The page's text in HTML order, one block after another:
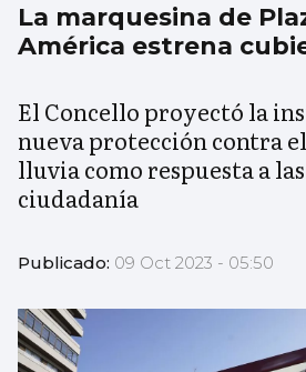
La marquesina de
América estrena
El Concello proyectó la
nueva protección contra
lluvia como respuesta a
ciudadanía
Publicado: 09 Oct 2023 - 05:50